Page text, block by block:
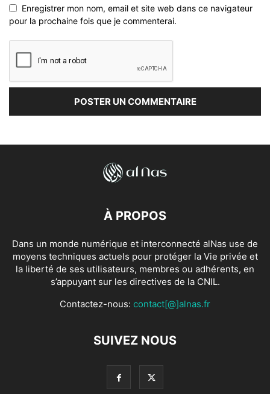
Enregistrer mon nom, email et site web dans ce navigateur
pour la prochaine fois que je commenterai.
À PROPOS
Dans un monde numérique et interconnecté alNas use de
moyens techniques actuels pour protéger la Vie privée et
la liberté de ses utilisateurs, membres ou adhérents, en
s’appuyant sur les directives de la CNIL.
Contactez-nous: contact[@]alnas.fr
SUIVEZ NOUS